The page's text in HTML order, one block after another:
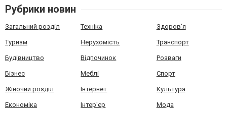
Рубрики новин
Загальний розділ Техніка Здоров'я
Туризм Нерухомість Транспорт
Будівництво Відпочинок Розваги
Бізнес Меблі Спорт
Жіночий розділ Інтернет Культура
Економіка Інтер'єр Мода